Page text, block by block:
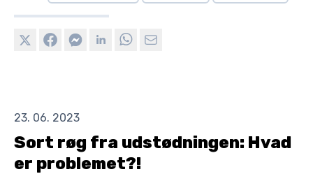
23. 06. 2023
Sort røg fra udstødningen: Hvad
er problemet?!